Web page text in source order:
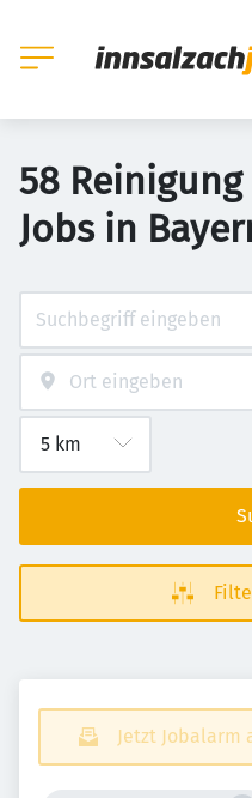
58
Jobs in
Jetzt Jobalarm